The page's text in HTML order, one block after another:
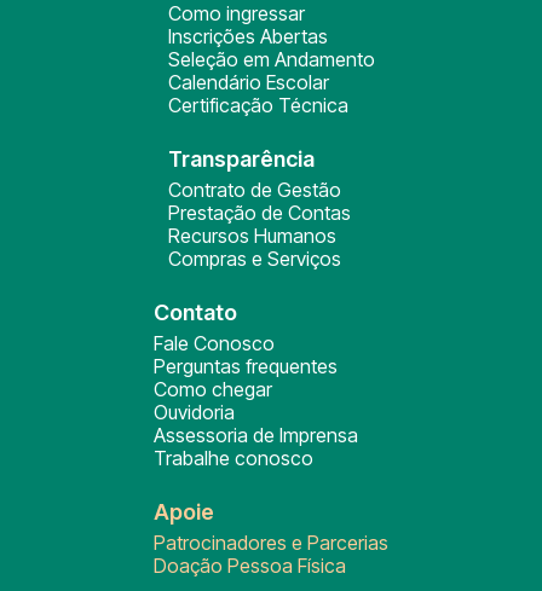
Como ingressar
Inscrições Abertas
Seleção em Andamento
Calendário Escolar
Certificação Técnica
Transparência
Contrato de Gestão
Prestação de Contas
Recursos Humanos
Compras e Serviços
Contato
Fale Conosco
Perguntas frequentes
Como chegar
Ouvidoria
Assessoria de Imprensa
Trabalhe conosco
Apoie
Patrocinadores e Parcerias
Doação Pessoa Física